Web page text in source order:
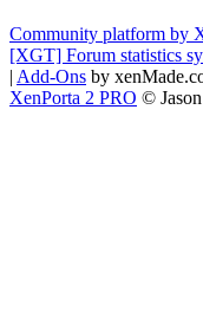
Community platform by
[XGT] Forum statistics
| Add-Ons by
XenPorta 2 PRO ©